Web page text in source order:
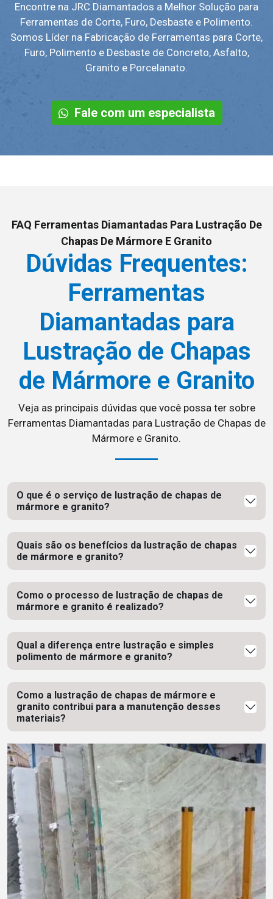
Encontre na JRC Diamantados a Melhor Solução para
Ferramentas de Corte, Furo, Desbaste e Polimento.
Somos Líder na Fabricação de Ferramentas para Corte,
Furo, Polimento e Desbaste de Concreto, Asfalto,
Granito e Porcelanato.
Fale com um especialista
FAQ Ferramentas Diamantadas Para Lustração De
Chapas De Mármore E Granito
Dúvidas Frequentes:
Ferramentas
Diamantadas para
Lustração de Chapas
de Mármore e Granito
Veja as principais dúvidas que você possa ter sobre
Ferramentas Diamantadas para Lustração de Chapas de
Mármore e Granito.
O que é o serviço de lustração de chapas de
mármore e granito?
Quais são os benefícios da lustração de chapas
de mármore e granito?
Como o processo de lustração de chapas de
mármore e granito é realizado?
Qual a diferença entre lustração e simples
polimento de mármore e granito?
Como a lustração de chapas de mármore e
granito contribui para a manutenção desses
materiais?